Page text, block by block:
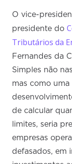
O vice-
presidente do
Tributários da
Fernandes da
Simples não
mas como
de calcular
limites, seria
empresas
defasados, em